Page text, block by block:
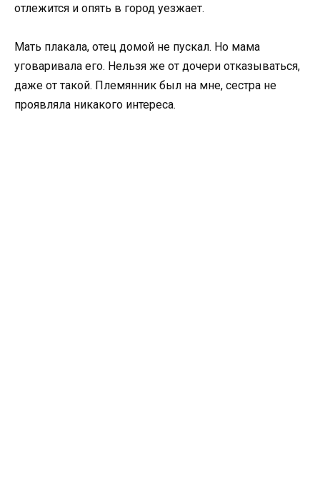
отлежится и опять в город уезжает.
Мать плакала, отец домой не пускал. Но мама
уговаривала его. Нельзя же от дочери отказываться,
даже от такой. Племянник был на мне, сестра не
проявляла никакого интереса.